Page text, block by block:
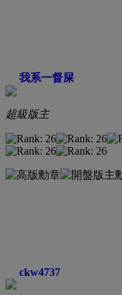
我系一督屎
超級版主
ckw4737